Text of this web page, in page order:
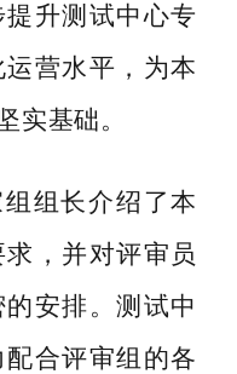
升测试中心专
营水平，为本
实基础。
组长介绍了本
，并对评审员
安排。测试中
合评审组的各